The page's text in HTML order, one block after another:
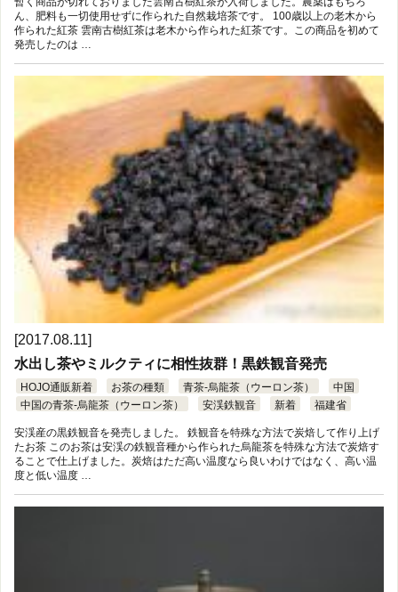
ん、肥料も一切使用せずに作られた自然栽培茶です。 100歳以上の老木から
作られた紅茶 雲南古樹紅茶は老木から作られた紅茶です。この商品を初めて
発売したのは …
[2017.08.11]
水出し茶やミルクティに相性抜群！黒鉄観音発売
HOJO通販新着 お茶の種類 青茶-烏龍茶（ウーロン茶）
中国
中国の青茶-烏龍茶（ウーロン茶）
安渓鉄観音 新着 福建省
安渓産の黒鉄観音を発売しました。 鉄観音を特殊な方法で炭焙して作り上げ
たお茶 このお茶は安渓の鉄観音種から作られた烏龍茶を特殊な方法で炭焙す
ることで仕上げました。炭焙はただ高い温度なら良いわけではなく、高い温
度と低い温度 …